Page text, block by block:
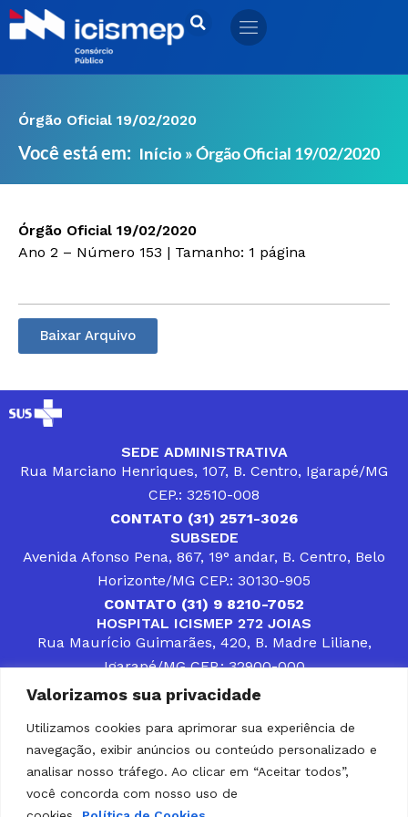
Valorizamos sua privacidade
Utilizamos cookies para aprimorar sua experiência de
navegação, exibir anúncios ou conteúdo personalizado e
analisar nosso tráfego. Ao clicar em “Aceitar todos”,
você concorda com nosso uso de
Ir
para
Órgão Oficial 19/02/2020
Você está em: Início »Órgão Oficial 19/02/2020
Órgão Oficial 19/02/2020
Ano 2 – Número 153 | Tamanho: 1 página
Baixar Arquivo
SEDE ADMINISTRATIVA
Rua Marciano Henriques, 107, B. Centro, Igarapé/MG
CEP.: 32510-008
CONTATO (31) 2571-3026
SUBSEDE
Avenida Afonso Pena, 867, 19° andar, B. Centro, Belo
Horizonte/MG CEP.: 30130-905
CONTATO (31) 9 8210-7052
HOSPITAL ICISMEP 272 JOIAS
Rua Maurício Guimarães, 420, B. Madre Liliane,
Igarapé/MG CEP.: 32900-000
CONTATOS (31) 3512-4400 ou (31) 9 8309-8660
DESENVOLVER SOLUÇÕES, AÇÕES E SERVIÇOS
PÚBLICOS QUE COMPLEMENTEM A ASSISTÊNCIA À
POPULAÇÃO DA REGIÃO EM QUE ATUA, SENDO
PARCEIRO DOS MUNICÍPIOS CONSORCIADOS NA
SOLUÇÃO DE DIFICULDADES ENFRENTADAS POR
GESTORES MUNICIPAIS, É O COMPROMISSO DO
ICISMEP.